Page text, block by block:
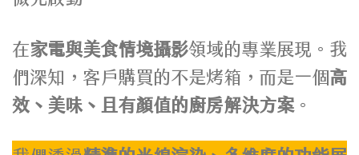
在家電與美食情境攝影領域的專業展現。我
們深知，客戶購買的不是烤箱，而是一個高
效、美味、且有顏值的廚房解決方案。